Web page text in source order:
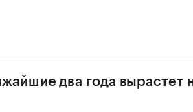
два года вырастет